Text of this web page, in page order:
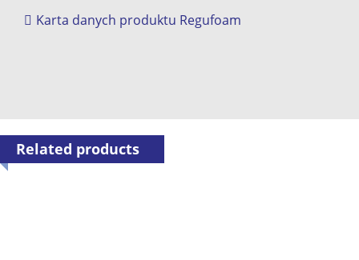
Karta danych produktu Regufoam
Related products